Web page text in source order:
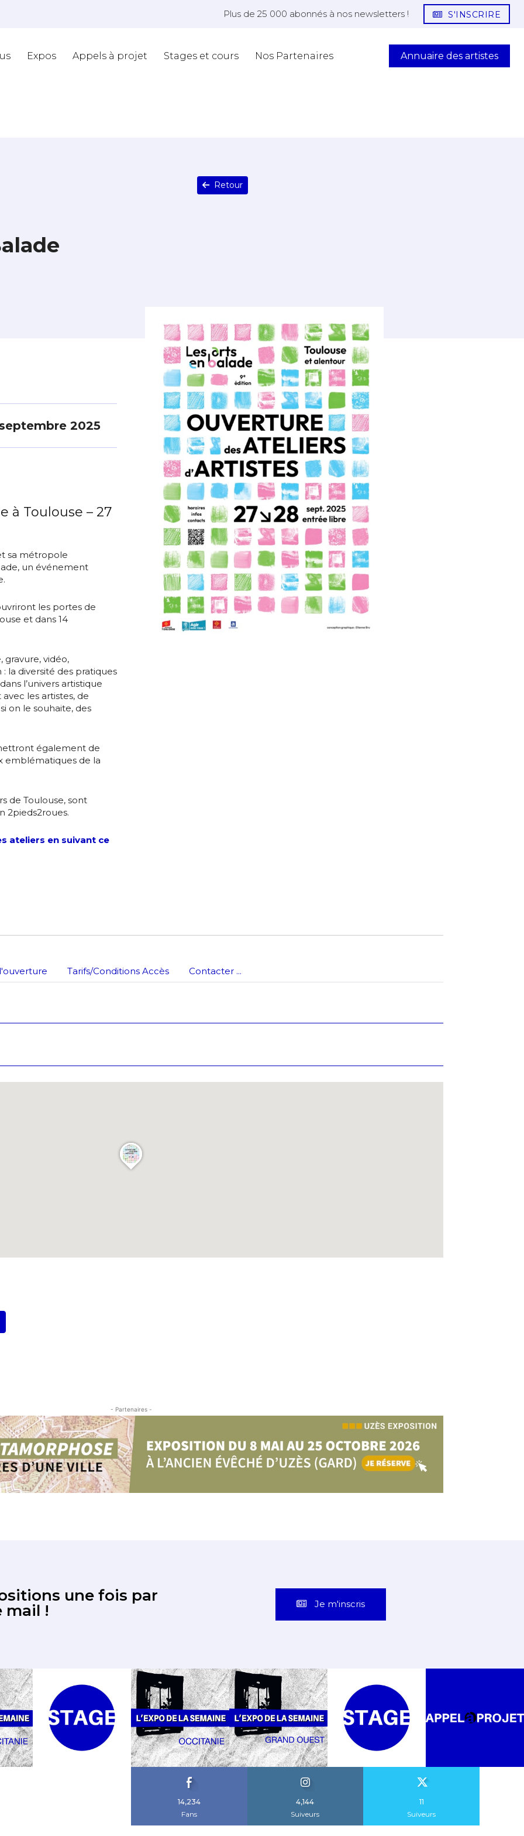
termes et conditions
Plus de 25 000 abonnés à nos newsletters ! S'INSCRIRE
Expos Appels à projet Stages et cours Nos Partenaires Annuaire des artistes
Retour
2025
à Toulouse – 27
sa métropole
un événement
les portes de
et dans 14
gravure, vidéo,
la diversité des pratiques
l’univers artistique
les artistes, de
on le souhaite, des
également de
emblématiques de la
de Toulouse, sont
2pieds2roues.
ateliers en suivant ce
Tarifs/Conditions Accès Contacter ...
- Partenaires -
une fois par
mail !
Je m'inscris
14,234
Fans
4,144
Suiveurs
11
Suiveurs